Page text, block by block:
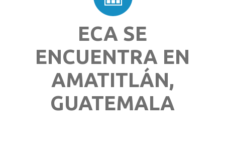
ECA SE
ENCUENTRA EN
AMATITLÁN,
GUATEMALA